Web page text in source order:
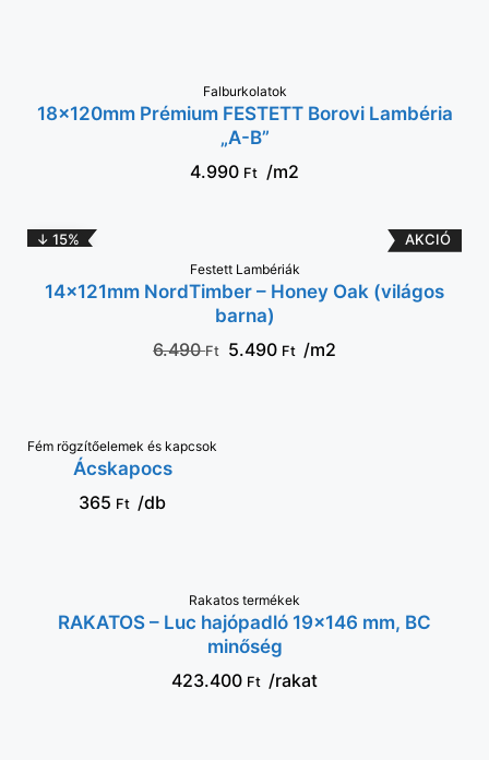
KOSÁRBA
Falburkolatok
18x120mm Prémium FESTETT Borovi Lambéria
„A-B”
4.990 Ft /m2
↓ 15%
KOSÁRBA
Festett Lambériák
14x121mm NordTimber – Honey Oak (világos
barna)
6.490Ft 5.490 Ft /m2
KOSÁRBA
Fém rögzítőelemek és kapcsok
Ácskapocs
365 Ft /db
KOSÁRBA
Rakatos termékek
RAKATOS – Luc hajópadló 19×146 mm, BC
minőség
423.400 Ft /rakat